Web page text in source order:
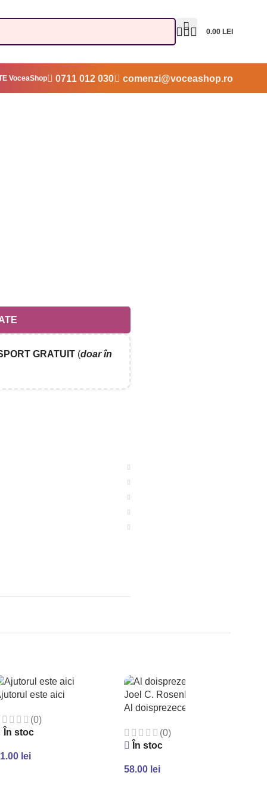
0.00 LEI
VoceaShop 0711 012 030 comenzi@voceashop.ro
GRATUIT(doar în
este aici
(0)
În stoc
lei
Al doisprezecelea Imam
(0)
În stoc
58.00 lei